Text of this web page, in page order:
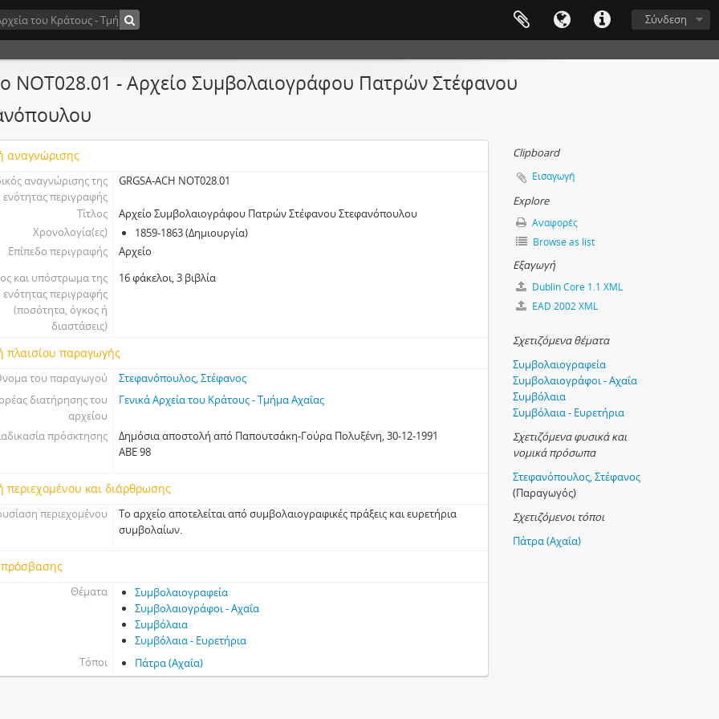
Σύνδεση
NOT028.01 - Αρχείο Συμβολαιογράφου Πατρών Στέφανου
αναγνώρισης
αναγνώρισης της
ενότητας περιγραφής
GRGSA-ACH NOT028.01
Τίτλος
Αρχείο Συμβολαιογράφου Πατρών Στέφανου Στεφανόπουλου
Χρονολογία(ες)
1859-1863 (Δημιουργία)
Επίπεδο περιγραφής
Αρχείο
και υπόστρωμα της
ενότητας περιγραφής
(ποσότητα, όγκος ή
διαστάσεις)
16 φάκελοι, 3 βιβλία
πλαισίου παραγωγής
του παραγωγού
Στεφανόπουλος, Στέφανος
διατήρησης του
αρχείου
Γενικά Αρχεία του Κράτους - Τμήμα Αχαΐας
πρόσκτησης
Δημόσια αποστολή από Παπουτσάκη-Γούρα Πολυξένη, 30-12-1991
ΑΒΕ 98
περιεχομένου και διάρθρωσης
περιεχομένου
Το αρχείο αποτελείται από συμβολαιογραφικές πράξεις και ευρετήρια
συμβολαίων.
Θέματα
Συμβολαιογραφεία
Συμβολαιογράφοι - Αχαΐα
Συμβόλαια
Συμβόλαια - Ευρετήρια
Τόποι
Πάτρα (Αχαΐα)
Clipboard
Εισαγωγή
Explore
Αναφορές
Browse as list
Εξαγωγή
Dublin Core 1.1 XML
EAD 2002 XML
Σχετιζόμενα θέματα
Συμβολαιογραφεία
Συμβολαιογράφοι - Αχαΐα
Συμβόλαια
Συμβόλαια - Ευρετήρια
Σχετιζόμενα φυσικά και
νομικά πρόσωπα
Στεφανόπουλος, Στέφανος
(Παραγωγός)
Σχετιζόμενοι τόποι
Πάτρα (Αχαΐα)